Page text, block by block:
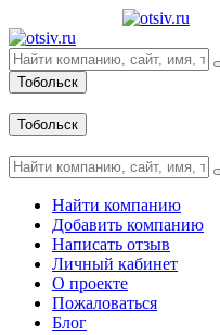
Тобольск
Тобольск
Найти компанию
Добавить компанию
Написать отзыв
Личный кабинет
О проекте
Пожаловаться
Блог